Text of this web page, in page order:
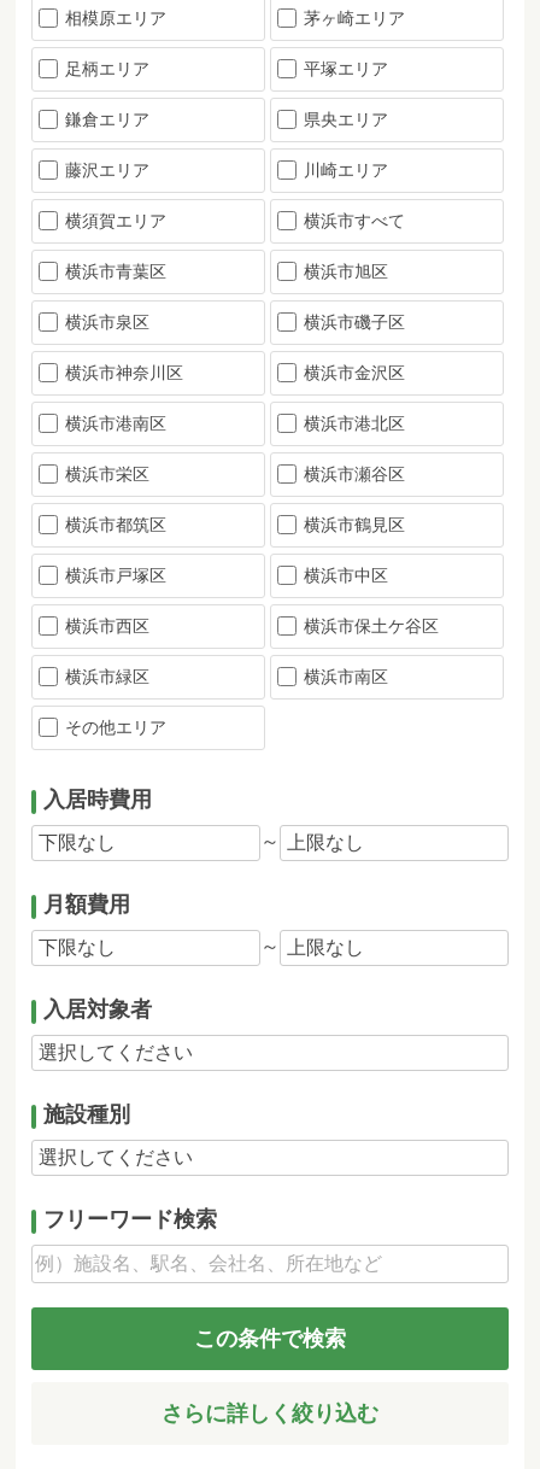
相模原エリア 茅ヶ崎エリア
足柄エリア 平塚エリア
鎌倉エリア 県央エリア
藤沢エリア 川崎エリア
横須賀エリア 横浜市すべて
横浜市青葉区 横浜市旭区
横浜市泉区 横浜市磯子区
横浜市神奈川区 横浜市金沢区
横浜市港南区 横浜市港北区
横浜市栄区 横浜市瀬谷区
横浜市都筑区 横浜市鶴見区
横浜市戸塚区 横浜市中区
横浜市西区 横浜市保土ケ谷区
横浜市緑区 横浜市南区
その他エリア
入居時費用
～
月額費用
～
入居対象者
施設種別
フリーワード検索
この条件で検索
さらに詳しく絞り込む